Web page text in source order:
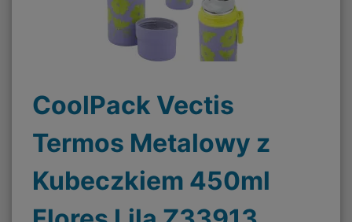
CoolPack Vectis
Termos Metalowy z
Kubeczkiem 450ml